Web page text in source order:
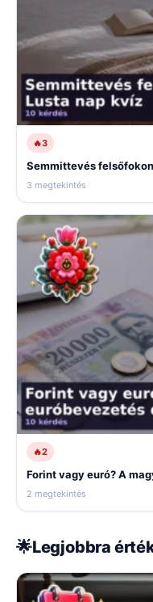
🔥3
Semmittevés
3 megtekintés
🔥2
Forint vagy euró? A
2 megtekintés
🌟Legjobbra